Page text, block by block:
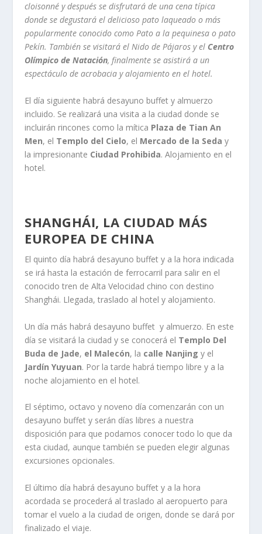
cloisonné y después se disfrutará de una cena típica
donde se degustará el delicioso pato laqueado o más
popularmente conocido como Pato a la pequinesa o pato
Pekín. También se visitará el Nido de Pájaros y el Centro
Olímpico de Natación, finalmente se asistirá a un
espectáculo de acrobacia y alojamiento en el hotel.
El día siguiente habrá desayuno buffet y almuerzo
incluido. Se realizará una visita a la ciudad donde se
incluirán rincones como la mítica Plaza de Tian An
Men, el Templo del Cielo, el Mercado de la Seda y
la impresionante Ciudad Prohibida. Alojamiento en el
hotel.
SHANGHÁI, LA CIUDAD MÁS
EUROPEA DE CHINA
El quinto día habrá desayuno buffet y a la hora indicada
se irá hasta la estación de ferrocarril para salir en el
conocido tren de Alta Velocidad chino con destino
Shanghái. Llegada, traslado al hotel y alojamiento.
Un día más habrá desayuno buffet y almuerzo. En este
día se visitará la ciudad y se conocerá el Templo Del
Buda de Jade, el Malecón, la calle Nanjing y el
Jardín Yuyuan. Por la tarde habrá tiempo libre y a la
noche alojamiento en el hotel.
El séptimo, octavo y noveno día comenzarán con un
desayuno buffet y serán días libres a nuestra
disposición para que podamos conocer todo lo que da
esta ciudad, aunque también se pueden elegir algunas
excursiones opcionales.
El último día habrá desayuno buffet y a la hora
acordada se procederá al traslado al aeropuerto para
tomar el vuelo a la ciudad de origen, donde se dará por
finalizado el viaje.